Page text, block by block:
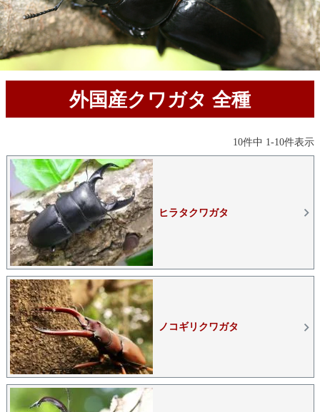
外国産クワガタ 全種
10件中 1-10件表示
ヒラタクワガタ
ノコギリクワガタ